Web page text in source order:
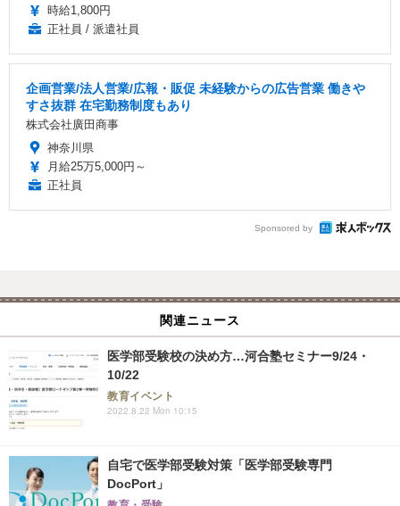
時給1,800円
正社員 / 派遣社員
企画営業/法人営業/広報・販促 未経験からの広告営業 働きや
すさ抜群 在宅勤務制度もあり
株式会社廣田商事
神奈川県
月給25万5,000円～
正社員
Sponsored by
関連ニュース
医学部受験校の決め方…河合塾セミナー9/24・
10/22
教育イベント
2022.8.22 Mon 10:15
自宅で医学部受験対策「医学部受験専門
DocPort」